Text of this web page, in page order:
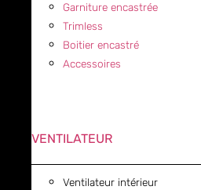
Garniture encastrée
Trimless
Boitier encastré
Accessoires
VENTILATEUR
Ventilateur intérieur